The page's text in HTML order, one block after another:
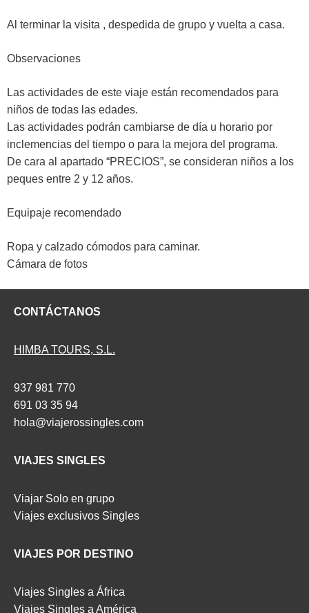
Al terminar la visita , despedida de grupo y vuelta a casa.
Observaciones
Las actividades de este viaje están recomendados para
niños de todas las edades.
Las actividades podrán cambiarse de día u horario por
inclemencias del tiempo o para la mejora del programa.
De cara al apartado “PRECIOS”, se consideran niños a los
peques entre 2 y 12 años.
Equipaje recomendado
Ropa y calzado cómodos para caminar.
Cámara de fotos
CONTÁCTANOS
HIMBA TOURS, S.L.
937 981 770
691 03 35 94
hola@viajerossingles.com
VIAJES SINGLES
Viajar Solo en grupo
Viajes exclusivos Singles
VIAJES POR DESTINO
Viajes Singles a África
Viajes Singles a América